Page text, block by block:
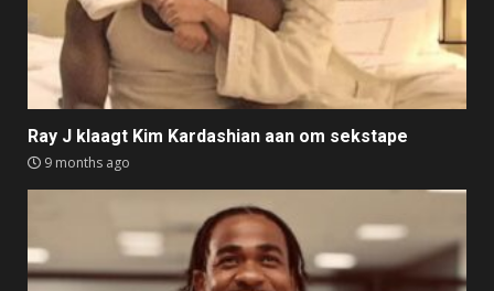
Ray J klaagt Kim Kardashian aan om sekstape
9 months ago